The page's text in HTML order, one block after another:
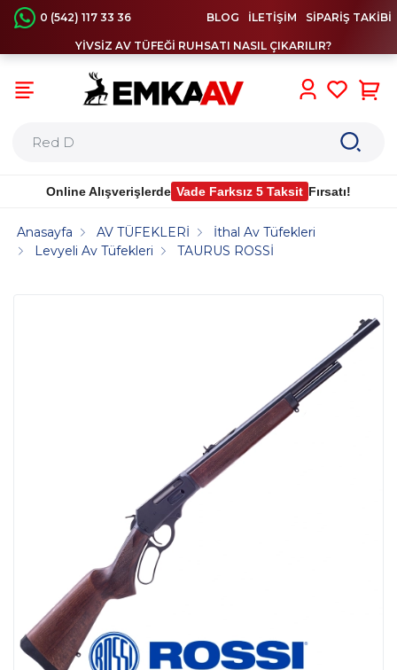
0 (542) 117 33 36 BLOG İLETİŞİM SİPARİŞ TAKİBİ
YİVSİZ AV TÜFEĞİ RUHSATI NASIL ÇIKARILIR?
Online Alışverişlerde Vade Farksız 5 Taksit Fırsatı!
Anasayfa AV TÜFEKLERİ
İthal Av Tüfekleri
Levyeli Av Tüfekleri
TAURUS ROSSİ